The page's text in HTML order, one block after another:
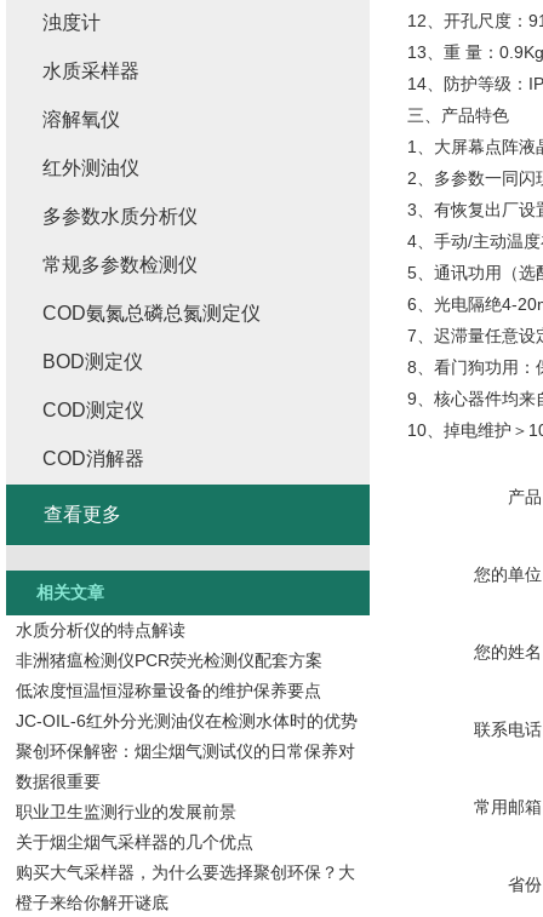
12、开孔尺度：
13、重 量：0.9Kg
14、防护等级：
三、产品特色
1、大屏幕点阵液
2、多参数一同闪
3、有恢复出厂设
4、手动/主动温
5、通讯功用（选
6、光电隔绝4-
7、迟滞量任意设
8、看门狗功用：
9、核心器件均来
10、掉电维护＞
产
您的单
您的姓
联系电
常用邮
省
浊度计
水质采样器
溶解氧仪
红外测油仪
多参数水质分析仪
常规多参数检测仪
COD氨氮总磷总氮测定仪
BOD测定仪
COD测定仪
COD消解器
查看更多
相关文章
水质分析仪的特点解读
非洲猪瘟检测仪PCR荧光检测仪配套方案
低浓度恒温恒湿称量设备的维护保养要点
JC-OIL-6红外分光测油仪在检测水体时的优势
聚创环保解密：烟尘烟气测试仪的日常保养对
数据很重要
职业卫生监测行业的发展前景
关于烟尘烟气采样器的几个优点
购买大气采样器，为什么要选择聚创环保？大
橙子来给你解开谜底